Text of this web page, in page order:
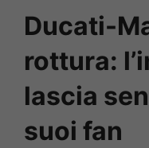
Ducati-
rottura:
lascia
suoi fan